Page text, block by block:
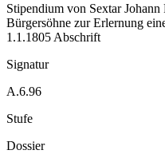
Stipendium von Sextar
Bürgersöhne zur Erlernung
1.1.1805 Abschrift
Signatur
A.6.96
Stufe
Dossier